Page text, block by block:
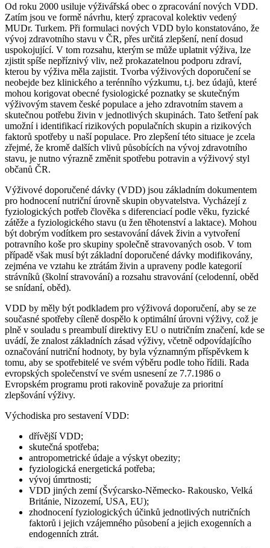
Od roku 2000 usiluje výživářská obec o zpracování nových VDD.
Zatím jsou ve formě návrhu, který zpracoval kolektiv vedený
MUDr. Turkem. Při formulaci nových VDD bylo konstatováno, že
vývoj zdravotního stavu v ČR, přes určitá zlepšení, není dosud
uspokojující. V tom rozsahu, kterým se může uplatnit výživa, lze
zjistit spíše nepříznivý vliv, než prokazatelnou podporu zdraví,
kterou by výživa měla zajistit. Tvorba výživových doporučení se
neobejde bez klinického a terénního výzkumu, t.j. bez údajů, které
mohou korigovat obecné fysiologické poznatky se skutečným
výživovým stavem české populace a jeho zdravotním stavem a
skutečnou potřebu živin v jednotlivých skupinách. Tato šetření pak
umožní i identifikací rizikových populačních skupin a rizikových
faktorů spotřeby u naší populace. Pro zlepšení této situace je zcela
zřejmé, že kromě dalších vlivů působících na vývoj zdravotního
stavu, je nutno výrazně změnit spotřebu potravin a výživový styl
občanů ČR.
Výživové doporučené dávky (VDD) jsou základním dokumentem
pro hodnocení nutriční úrovně skupin obyvatelstva. Vycházejí z
fyziologických potřeb člověka s diferenciací podle věku, fyzické
zátěže a fyziologického stavu (u žen těhotenství a laktace). Mohou
být dobrým vodítkem pro sestavování dávek živin a vytvoření
potravního koše pro skupiny společně stravovaných osob. V tom
případě však musí být základní doporučené dávky modifikovány,
zejména ve vztahu ke ztrátám živin a upraveny podle kategorií
strávníků (školní stravování) a rozsahu stravování (celodenní, oběd
se snídaní, oběd).
VDD by měly být podkladem pro výživová doporučení, aby se ze
současné spotřeby cíleně dospělo k optimální úrovni výživy, což je
plně v souladu s preambulí direktivy EU o nutričním značení, kde se
uvádí, že znalost základních zásad výživy, včetně odpovídajícího
označování nutriční hodnoty, by byla významným příspěvkem k
tomu, aby se spotřebitelé ve svém výběru podle toho řídili. Rada
evropských společenství ve svém usnesení ze 7.7.1986 o
Evropském programu proti rakovině považuje za prioritní
zlepšování výživy.
Východiska pro sestavení VDD:
dřívější VDD;
skutečná spotřeba;
antropometrické údaje a výskyt obezity;
fyziologická energetická potřeba;
vývoj úmrtnosti;
VDD jiných zemí (Švýcarsko-Německo- Rakousko, Velká
Británie, Nizozemí, USA, EU);
zhodnocení fyziologických účinků jednotlivých nutričních
faktorů i jejich vzájemného působení a jejich exogenních a
endogenních ztrát.